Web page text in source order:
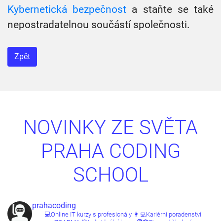
Kybernetická bezpečnost a staňte se také
nepostradatelnou součástí společnosti.
Zpět
NOVINKY ZE SVĚTA
PRAHA CODING
SCHOOL
prahacoding
💻Online IT kurzy s profesionály 👩‍💻Kariérní poradenství